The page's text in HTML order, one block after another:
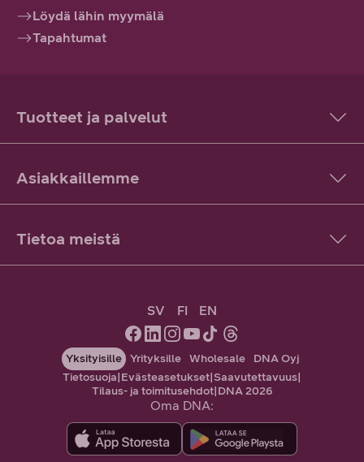
Löydä lähin myymälä
Tapahtumat
Tuotteet ja palvelut
Asiakkaillemme
Tietoa meistä
SV FI EN
Yksityisille Yrityksille Wholesale
DNA Oyj
Tietosuoja|Evästeasetukset|Saavutettavuus|
Tilaus- ja toimitusehdot|DNA 2026
Oma DNA: